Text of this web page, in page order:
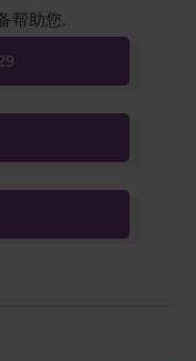
帮助您.